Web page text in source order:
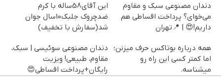
دندان مصنوعی سبک و مقاوم
می‌خوای؟ پرداخت اقساطی هم
داریم!😍 | 📍تهران
این آقای58ساله با کرم
ضدچروک جلبک10سال جوان
شد(سفارش با تخفیف)
همه درباره بوتاکس حرف میزنن؛
اما کمتر کسی این راه رو
میشناسه.
دندان مصنوعی سوئیسی | سبک،
مقاوم، طبیعی! ویزیت
رایگان+پرداخت اقساطی😍